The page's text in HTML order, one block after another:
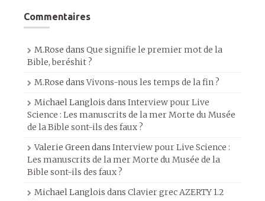
Commentaires
M.Rose dans Que signifie le premier mot de la
Bible, beréshit ?
M.Rose dansVivons-nous les temps de la fin ?
Michael Langlois dans Interview pour Live
Science : Les manuscrits de la mer Morte du Musée
de la Bible sont-ils des faux ?
Valerie Greendans Interview pour Live Science :
Les manuscrits de la mer Morte du Musée de la
Bible sont-ils des faux ?
Michael Langlois dans Clavier grec AZERTY 1.2